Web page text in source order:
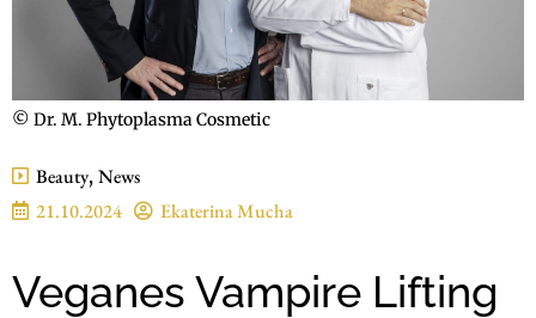
© Dr. M. Phytoplasma Cosmetic
Beauty, News
21.10.2024
Ekaterina Mucha
Veganes Vampire Lifting